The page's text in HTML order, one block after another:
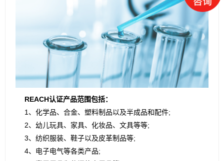
REACH认证产品范围包括：
1、化学品、合金、塑料制品以及半成品和配件;
2、幼儿玩具、家具、化妆品、文具等等;
3、纺织服装、鞋子以及皮革制品等;
4、电子电气等各类产品;